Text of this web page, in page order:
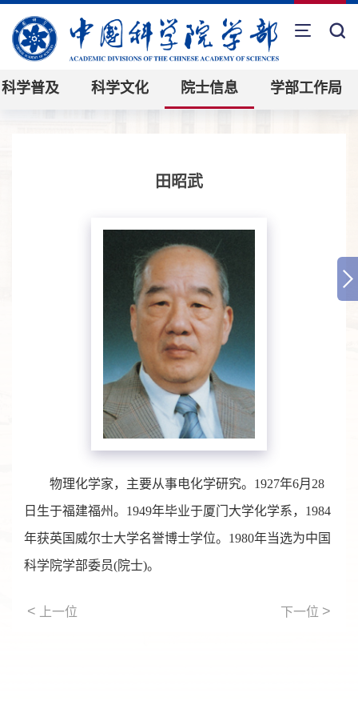
科学普及 科学文化 院士信息 学部工作局
田昭武
物理化学家，主要从事电化学研究。1927年6月28
日生于福建福州。1949年毕业于厦门大学化学系，1984
年获英国威尔士大学名誉博士学位。1980年当选为中国
科学院学部委员(院士)。
< 上一位 下一位 >